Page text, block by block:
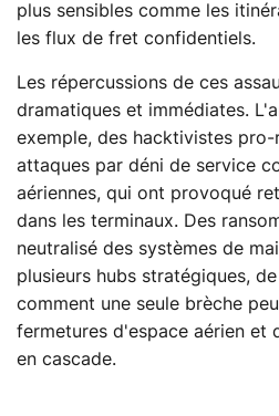
plus sensibles comme les
les flux de fret confidentiels.
Les répercussions de ces
dramatiques et immédiates.
exemple, des hacktivistes pro-
attaques par déni de service
aériennes, qui ont provoqué
dans les terminaux. Des
neutralisé des systèmes de
plusieurs hubs stratégiques,
comment une seule brèche
fermetures d'espace aérien et
en cascade.